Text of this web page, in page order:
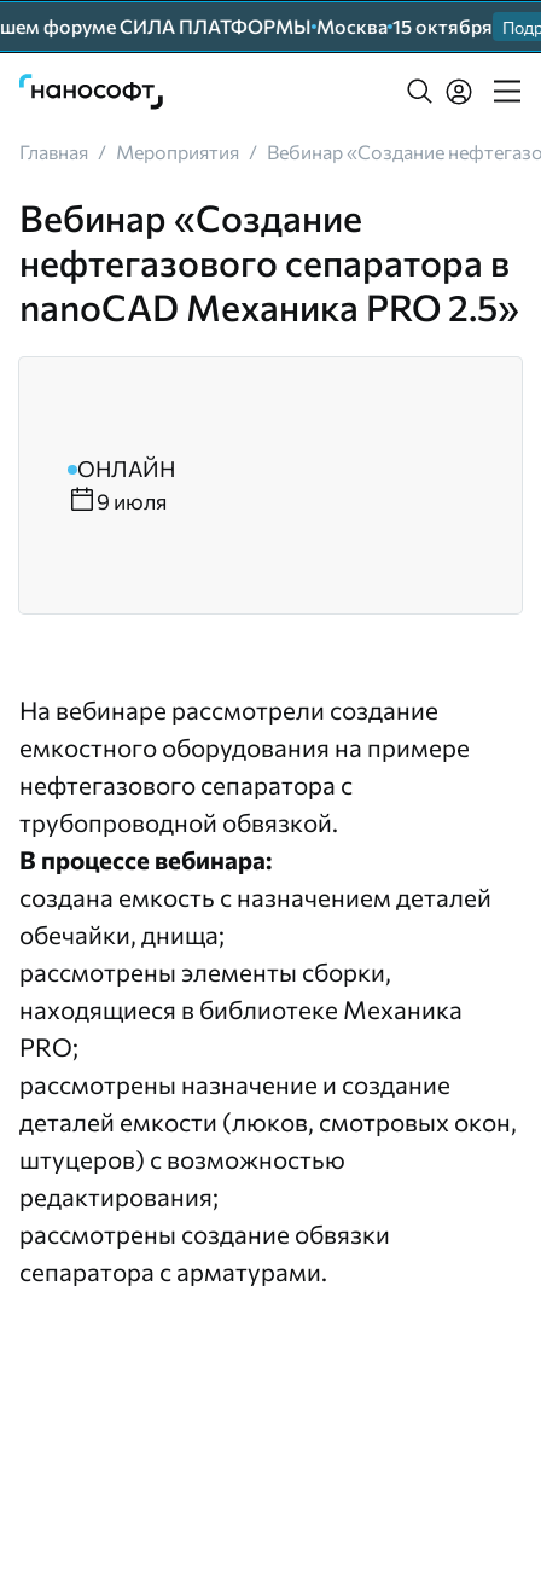
форуме СИЛА ПЛАТФОРМЫ Москва 15 октября
Главная / Мероприятия / Вебинар «Создание
Вебинар «Создание
нефтегазового сепаратора в
nanoCAD Механика PRO 2.5»
ОНЛАЙН
9 июля
На вебинаре рассмотрели создание
емкостного оборудования на примере
нефтегазового сепаратора с
трубопроводной обвязкой.
В процессе вебинара:
создана емкость с назначением деталей
обечайки, днища;
рассмотрены элементы сборки,
находящиеся в библиотеке Механика
PRO;
рассмотрены назначение и создание
деталей емкости (люков, смотровых окон,
штуцеров) с возможностью
редактирования;
рассмотрены создание обвязки
сепаратора с арматурами.